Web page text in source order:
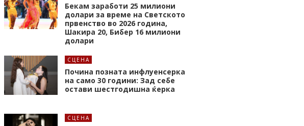
Бекам заработи 25 милиони
долари за време на Светското
првенство во 2026 година,
Шакира 20, Бибер 16 милиони
долари
СЦЕНА
Почина позната инфлуенсерка
на само 30 години: Зад себе
остави шестгодишна ќерка
СЦЕНА